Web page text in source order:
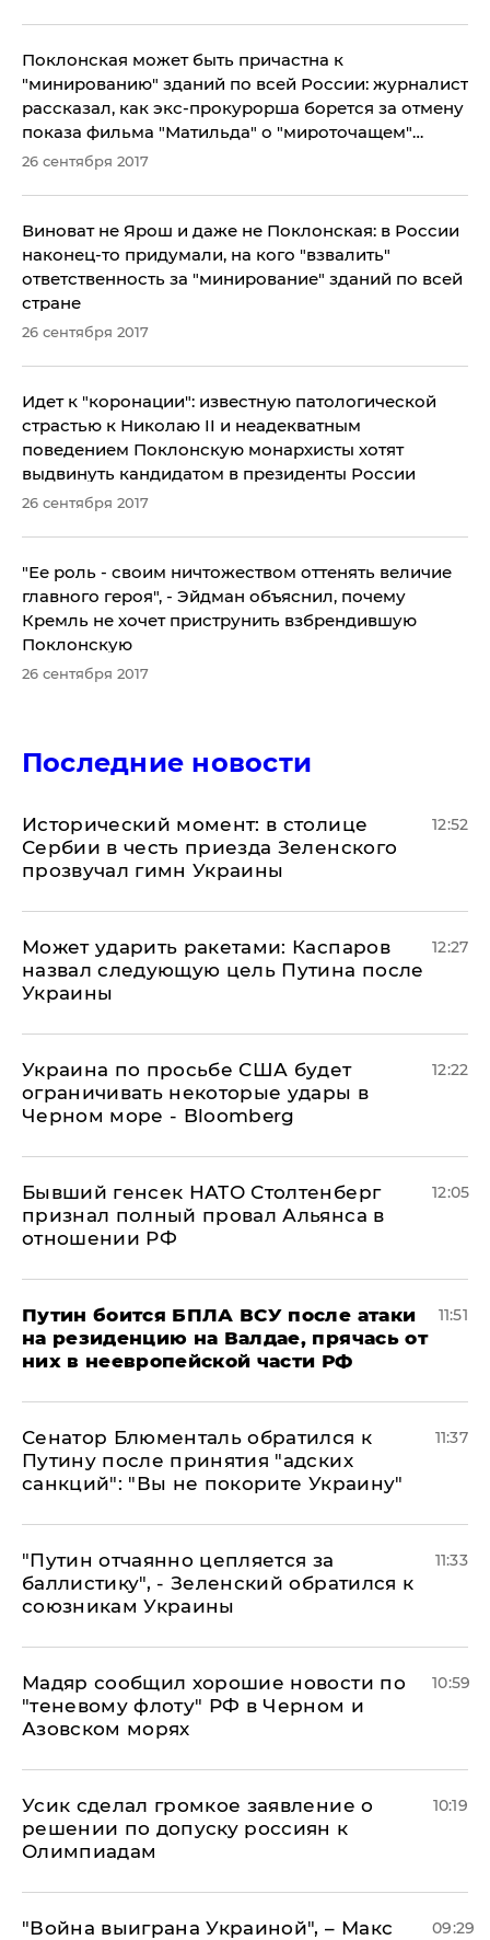
Поклонская может быть причастна к
"минированию" зданий по всей России: журналист
рассказал, как экс-прокурорша борется за отмену
показа фильма "Матильда" о "мироточащем"
Николае II
26 сентября 2017
Виноват не Ярош и даже не Поклонская: в России
наконец-то придумали, на кого "взвалить"
ответственность за "минирование" зданий по всей
стране
26 сентября 2017
Идет к "коронации": известную патологической
страстью к Николаю II и неадекватным
поведением Поклонскую монархисты хотят
выдвинуть кандидатом в президенты России
26 сентября 2017
​"Ее роль - своим ничтожеством оттенять величие
главного героя", - Эйдман объяснил, почему
Кремль не хочет приструнить взбрендившую
Поклонскую
26 сентября 2017
Последние новости
Исторический момент: в столице
Сербии в честь приезда Зеленского
прозвучал гимн Украины
12:52
Может ударить ракетами: Каспаров
назвал следующую цель Путина после
Украины
12:27
Украина по просьбе США будет
ограничивать некоторые удары в
Черном море - Bloomberg
12:22
Бывший генсек НАТО Столтенберг
признал полный провал Альянса в
отношении РФ
12:05
Путин боится БПЛА ВСУ после атаки
на резиденцию на Валдае, прячась от
них в неевропейской части РФ
11:51
Сенатор Блюменталь обратился к
Путину после принятия "адских
санкций": "Вы не покорите Украину"
11:37
"Путин отчаянно цепляется за
баллистику", - Зеленский обратился к
союзникам Украины
11:33
Мадяр сообщил хорошие новости по
"теневому флоту" РФ в Черном и
Азовском морях
10:59
Усик сделал громкое заявление о
решении по допуску россиян к
Олимпиадам
10:19
"Война выиграна Украиной", – Макс 09:29